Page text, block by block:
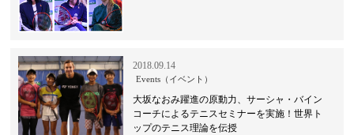
2018.09.14
Events（イベント）
大坂なおみ躍進の原動力、サーシャ・バイン
コーチによるテニスセミナーを実施！世界ト
ップのテニス理論を伝授